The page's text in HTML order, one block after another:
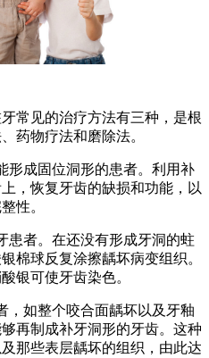
见的治疗方法有三种，是根
药物疗法和磨除法。
成固位洞形的患者。利用补
，恢复牙齿的缺损和功能，以
性。
者。在还没有形成牙洞的蛀
棉球反复涂擦龋坏病变组织。
银可使牙齿染色。
如整个咬合面龋坏以及牙釉
再制成补牙洞形的牙齿。这种
那些表层龋坏的组织，由此达